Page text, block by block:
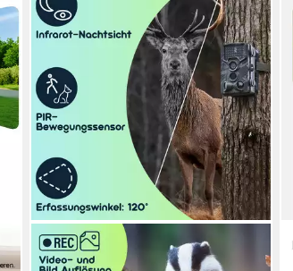
CASATIVO
Wildkamera Full-HD-Wildkamera 24